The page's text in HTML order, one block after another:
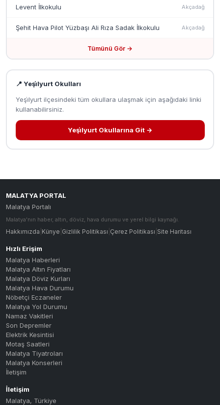
Levent İlkokulu Akçadağ
Şehit Hava Pilot Yüzbaşı Ali Rıza Sadak İlkokulu Akçadağ
Tümünü Gör →
📍 Yeşi̇lyurt Okulları
Yeşi̇lyurt ilçesindeki tüm okullara ulaşmak için aşağıdaki linki
kullanabilirsiniz.
Yeşi̇lyurt Okullarına Git →
MALATYA PORTAL
Malatya Portalı
Malatya'nın haber, altın, döviz, hava durumu ve yerel bilgi kaynağı.
Hakkımızda Künye Gizlilik Politikası Çerez Politikası Site Haritası
Hızlı Erişim
Malatya Haberleri
Malatya Altın Fiyatları
Malatya Döviz Kurları
Malatya Hava Durumu
Nöbetçi Eczaneler
Malatya Yol Durumu
Namaz Vakitleri
Son Depremler
Elektrik Kesintisi
Motaş Saatleri
Malatya Tiyatroları
Malatya Konserleri
İletişim
İletişim
Malatya, Türkiye